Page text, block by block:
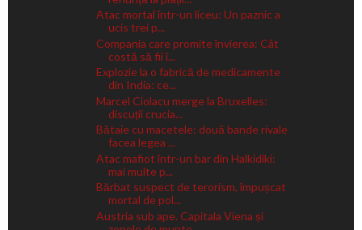
Atac mortal într-un liceu: Un paznic a
ucis trei p...
Compania care promite învierea: Cât
costă să fii î...
Explozie la o fabrică de medicamente
din India: ce...
Marcel Ciolacu merge la Bruxelles:
discuții crucia...
Bătaie cu macetele: două bande rivale
facea legea ...
Atac mafiot într-un bar din Halkidiki:
mai multe p...
Bărbat suspect de terorism, împușcat
mortal de pol...
Austria sub ape. Capitala Viena și